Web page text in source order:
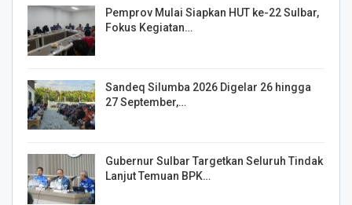
Pemprov Mulai Siapkan HUT ke-22 Sulbar,
Fokus Kegiatan…
Sandeq Silumba 2026 Digelar 26 hingga
27 September,…
Gubernur Sulbar Targetkan Seluruh Tindak
Lanjut Temuan BPK…